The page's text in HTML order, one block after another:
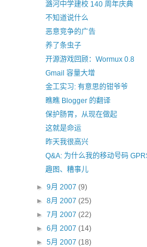
潞河中学建校 140 周年庆典
不知道说什么
恶意竞争的广告
养了条虫子
开源游戏回顾：Wormux 0.8
Gmail 容量大增
金工实习: 有意思的钳爷爷
瞧瞧 Blogger 的翻译
保护肠胃，从现在做起
这就是命运
昨天我很高兴
Q&A: 为什么我的移动号码
趣图、糟事儿
►9月 2007(9)
►8月 2007(25)
►7月 2007(22)
►6月 2007(14)
►5月 2007(18)